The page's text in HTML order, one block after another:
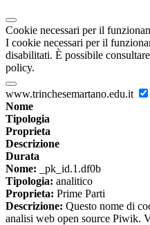
Cookie necessari per il
I cookie necessari per il
disabilitati. È possibile
policy.
www.trinchesemartano.edu.it
Nome
Tipologia
Proprieta
Descrizione
Durata
Nome: _pk_id.1.df0b
Tipologia: analitico
Proprieta: Prime Parti
Descrizione: Questo nome di
analisi web open source Piwik.